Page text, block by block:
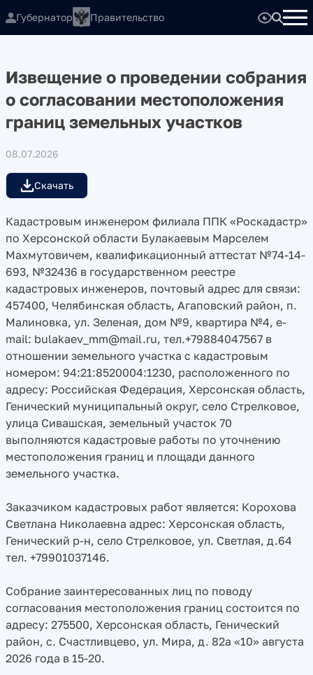
Губернатор Правительство
Извещение о проведении собрания
о согласовании местоположения
границ земельных участков
08.07.2026
Скачать
Кадастровым инженером филиала ППК «Роскадастр»
по Херсонской области Булакаевым Марселем
Махмутовичем, квалификационный аттестат №74-14-
693, №32436 в государственном реестре
кадастровых инженеров, почтовый адрес для связи:
457400, Челябинская область, Агаповский район, п.
Малиновка, ул. Зеленая, дом №9, квартира №4, e-
mail: bulakaev_mm@mail.ru, тел.+79884047567 в
отношении земельного участка с кадастровым
номером: 94:21:8520004:1230, расположенного по
адресу: Российская Федерация, Херсонская область,
Генический муниципальный округ, село Стрелковое,
улица Сивашская, земельный участок 70
выполняются кадастровые работы по уточнению
местоположения границ и площади данного
земельного участка.
Заказчиком кадастровых работ является: Корохова
Светлана Николаевна адрес: Херсонская область,
Генический р-н, село Стрелковое, ул. Светлая, д.64
тел. +79901037146.
Собрание заинтересованных лиц по поводу
согласования местоположения границ состоится по
адресу: 275500, Херсонская область, Генический
район, с. Счастливцево, ул. Мира, д. 82а «10» августа
2026 года в 15-20.